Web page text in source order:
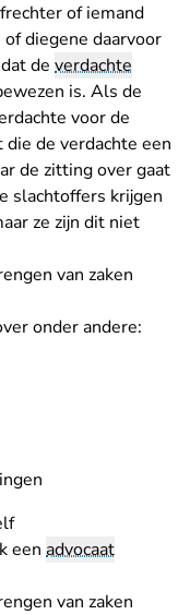
of iemand
diegene daarvoor
de verdachte
is. Als de
voor de
de verdachte een
de zitting over gaat
slachtoffers krijgen
ze zijn dit niet
van zaken
onder andere:
een advocaat
van zaken